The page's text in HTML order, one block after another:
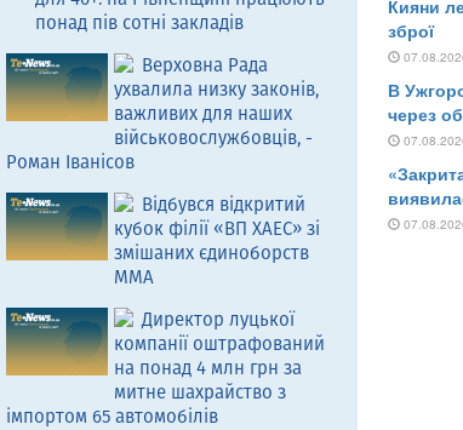
понад пів сотні закладів
Верховна Рада
ухвалила низку законів,
важливих для наших
військовослужбовців, -
Роман Іванісов
Відбувся відкритий
кубок філії «ВП ХАЕС» зі
змішаних єдиноборств
MMA
Директор луцької
компанії оштрафований
на понад 4 млн грн за
митне шахрайство з
імпортом 65 автомобілів